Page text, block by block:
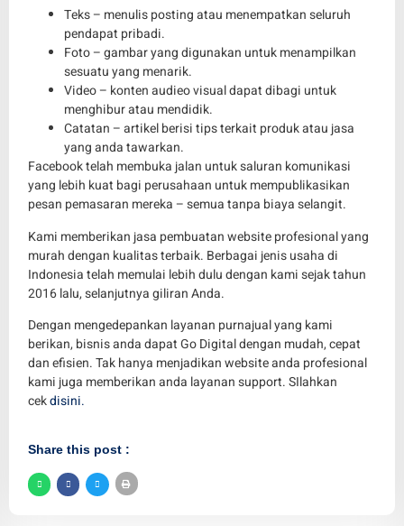
Teks – menulis posting atau menempatkan seluruh
pendapat pribadi.
Foto – gambar yang digunakan untuk menampilkan
sesuatu yang menarik.
Video – konten audieo visual dapat dibagi untuk
menghibur atau mendidik.
Catatan – artikel berisi tips terkait produk atau jasa
yang anda tawarkan.
Facebook telah membuka jalan untuk saluran komunikasi
yang lebih kuat bagi perusahaan untuk mempublikasikan
pesan pemasaran mereka – semua tanpa biaya selangit.
Kami memberikan jasa pembuatan website profesional yang
murah dengan kualitas terbaik. Berbagai jenis usaha di
Indonesia telah memulai lebih dulu dengan kami sejak tahun
2016 lalu, selanjutnya giliran Anda.
Dengan mengedepankan layanan purnajual yang kami
berikan, bisnis anda dapat Go Digital dengan mudah, cepat
dan efisien. Tak hanya menjadikan website anda profesional
kami juga memberikan anda layanan support. SIlahkan
cekdisini.
Share this post :